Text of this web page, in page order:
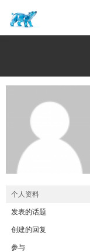
个人资料
发表的话题
创建的回复
参与